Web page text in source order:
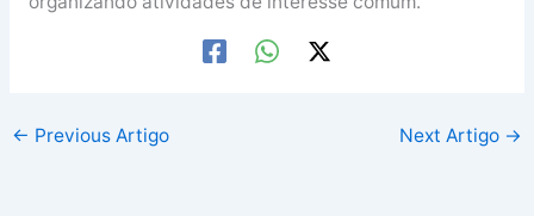
← Previous Artigo Next Artigo →